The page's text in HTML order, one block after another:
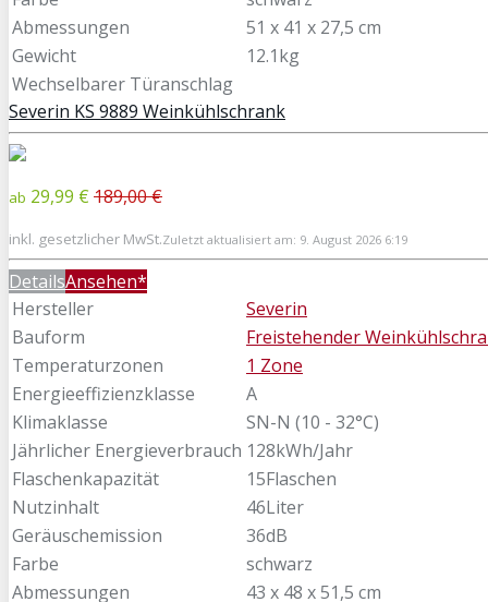
Abmessungen
51 x 41 x 27,5 cm
Gewicht
12.1kg
Wechselbarer Türanschlag
Severin KS 9889 Weinkühlschrank
ab 29,99 € 189,00 €
inkl. gesetzlicher MwSt.Zuletzt aktualisiert am: 9. August 2026 6:19
DetailsAnsehen*
Hersteller
Severin
Bauform
Freistehender
Temperaturzonen
1 Zone
Energieeffizienzklasse
A
Klimaklasse
SN-N (10 - 32°C)
Jährlicher Energieverbrauch 128kWh/Jahr
Flaschenkapazität
15Flaschen
Nutzinhalt
46Liter
Geräuschemission
36dB
Farbe
schwarz
Abmessungen
43 x 48 x 51,5 cm